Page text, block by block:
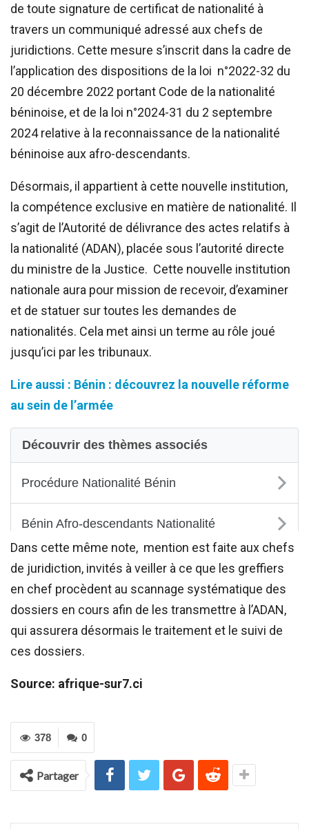
de toute signature de certificat de nationalité à
travers un communiqué adressé aux chefs de
juridictions. Cette mesure s’inscrit dans la cadre de
l’application des dispositions de la loi n°2022-32 du
20 décembre 2022 portant Code de la nationalité
béninoise, et de la loi n°2024-31 du 2 septembre
2024 relative à la reconnaissance de la nationalité
béninoise aux afro-descendants.
Désormais, il appartient à cette nouvelle institution,
la compétence exclusive en matière de nationalité. Il
s’agit de l’Autorité de délivrance des actes relatifs à
la nationalité (ADAN), placée sous l’autorité directe
du ministre de la Justice. Cette nouvelle institution
nationale aura pour mission de recevoir, d’examiner
et de statuer sur toutes les demandes de
nationalités. Cela met ainsi un terme au rôle joué
jusqu’ici par les tribunaux.
Lire aussi : Bénin : découvrez la nouvelle réforme
au sein de l’armée
Dans cette même note, mention est faite aux chefs
de juridiction, invités à veiller à ce que les greffiers
en chef procèdent au scannage systématique des
dossiers en cours afin de les transmettre à l’ADAN,
qui assurera désormais le traitement et le suivi de
ces dossiers.
Source: afrique-sur7.ci
0
378
Partager